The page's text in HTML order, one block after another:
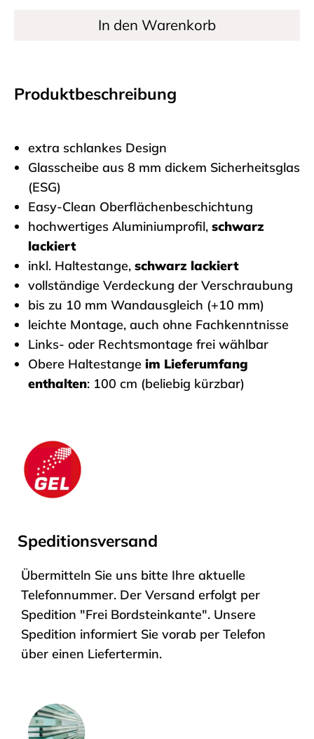
In den Warenkorb
Produktbeschreibung
extra schlankes Design
Glasscheibe aus 8 mm dickem Sicherheitsglas
(ESG)
Easy-Clean Oberflächenbeschichtung
hochwertiges Aluminiumprofil, schwarz
lackiert
inkl. Haltestange, schwarz lackiert
vollständige Verdeckung der Verschraubung
bis zu 10 mm Wandausgleich (+10 mm)
leichte Montage, auch ohne Fachkenntnisse
Links- oder Rechtsmontage frei wählbar
Obere Haltestange im Lieferumfang
enthalten: 100 cm (beliebig kürzbar)
Speditionsversand
Übermitteln Sie uns bitte Ihre aktuelle
Telefonnummer. Der Versand erfolgt per
Spedition "Frei Bordsteinkante". Unsere
Spedition informiert Sie vorab per Telefon
über einen Liefertermin.
SSL-Verschlüsselung